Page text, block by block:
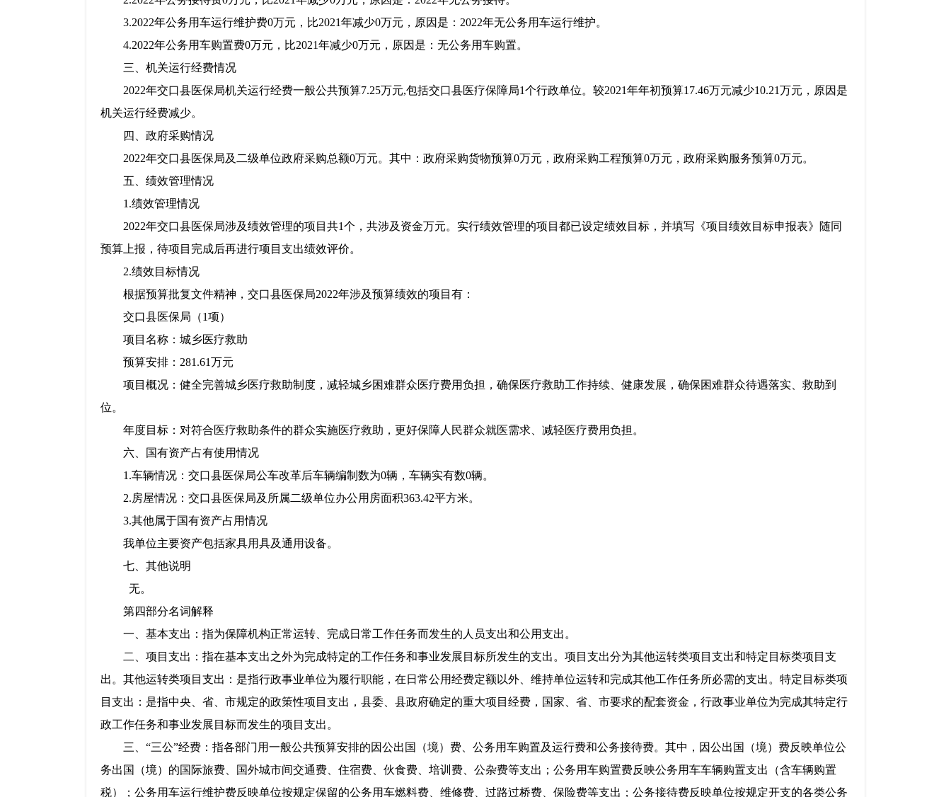
3.2022年公务用车运行维护费0万元，比2021年减少0万元，原因是：2022年无公务用车运行维护。
4.2022年公务用车购置费0万元，比2021年减少0万元，原因是：无公务用车购置。
三、机关运行经费情况
2022年交口县医保局机关运行经费一般公共预算7.25万元,包括交口县医疗保障局1个行政单位。较2021年年初预算17.46万元减少10.21万元，原因是
机关运行经费减少。
四、政府采购情况
2022年交口县医保局及二级单位政府采购总额0万元。其中：政府采购货物预算0万元，政府采购工程预算0万元，政府采购服务预算0万元。
五、绩效管理情况
1.绩效管理情况
2022年交口县医保局涉及绩效管理的项目共1个，共涉及资金万元。实行绩效管理的项目都已设定绩效目标，并填写《项目绩效目标申报表》随同
预算上报，待项目完成后再进行项目支出绩效评价。
2.绩效目标情况
根据预算批复文件精神，交口县医保局2022年涉及预算绩效的项目有：
交口县医保局（1项）
项目名称：城乡医疗救助
预算安排：281.61万元
项目概况：健全完善城乡医疗救助制度，减轻城乡困难群众医疗费用负担，确保医疗救助工作持续、健康发展，确保困难群众待遇落实、救助到
位。
年度目标：对符合医疗救助条件的群众实施医疗救助，更好保障人民群众就医需求、减轻医疗费用负担。
六、国有资产占有使用情况
1.车辆情况： 交口县医保局公车改革后车辆编制数为0辆，车辆实有数0辆。
2.房屋情况： 交口县医保局及所属二级单位办公用房面积363.42平方米。
3.其他属于国有资产占用情况
我单位主要资产包括家具用具及通用设备。
七、 其他说明
无。
第四部分名词解释
一、基本支出： 指为保障机构正常运转、完成日常工作任务而发生的人员支出和公用支出。
二、项目支出： 指在基本支出之外为完成特定的工作任务和事业发展目标所发生的支出。项目支出分为其他运转类项目支出和特定目标类项目支
出。其他运转类项目支出：是指行政事业单位为履行职能，在日常公用经费定额以外、维持单位运转和完成其他工作任务所必需的支出。特定目标类项
目支出：是指中央、省、市规定的政策性项目支出，县委、县政府确定的重大项目经费，国家、省、市要求的配套资金，行政事业单位为完成其特定行
政工作任务和事业发展目标而发生的项目支出。
三、“三公”经费： 指各部门用一般公共预算安排的因公出国（境）费、公务用车购置及运行费和公务接待费。其中，因公出国（境）费反映单位公
务出国（境）的国际旅费、国外城市间交通费、住宿费、伙食费、培训费、公杂费等支出；公务用车购置费反映公务用车车辆购置支出（含车辆购置
税）；公务用车运行维护费反映单位按规定保留的公务用车燃料费、维修费、过路过桥费、保险费等支出；公务接待费反映单位按规定开支的各类公务